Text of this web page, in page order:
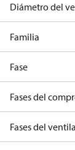
Diámetro del
Familia
Fase
Fases del
Fases del